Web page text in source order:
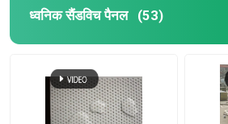
ध्वनिक सैंडविच पैनल (53)